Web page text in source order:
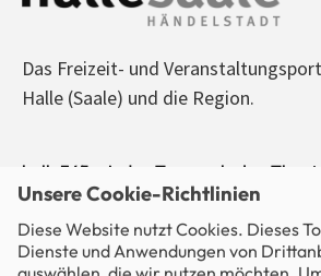
Das Freizeit- und
Halle (Saale) und die Region.
halle365 - Jeden Tag was los! -
Sport, Kino, Ausstellungen, Freizeit,
Veranstaltungen im Blick.
Unsere Cookie-Richtlinien
Diese Website nutzt Cookies. Dieses
Dienste und Anwendungen von